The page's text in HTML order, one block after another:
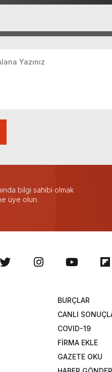
bilgi sahibi olmak
üye olun.
BURÇLAR
CANLI
COVID-19
FİRMA EKLE
GAZETE OKU